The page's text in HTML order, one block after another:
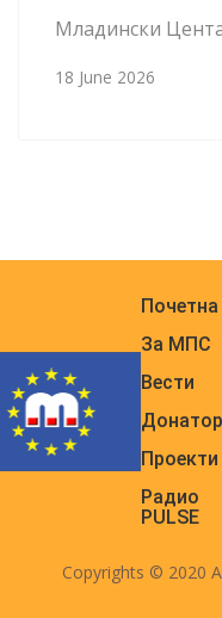
Младински
18 June 2026
Почетна
За МПС
Вести
Проекти
Радио
PULSE
Copyrights © 2020